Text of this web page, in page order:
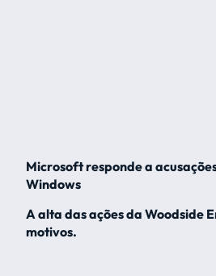
Microsoft responde a
Windows
A alta das ações da Woodside
motivos.